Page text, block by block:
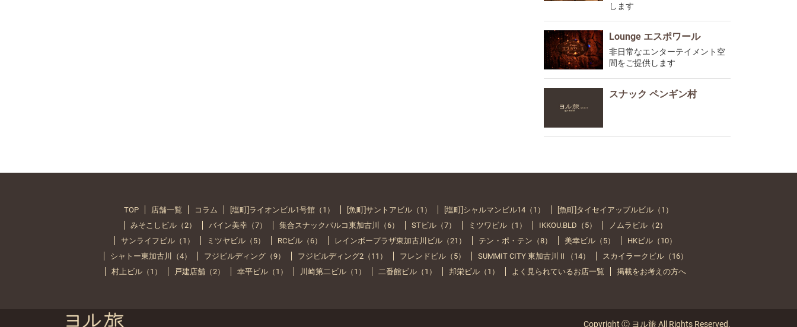
します
Lounge エスポワール
非日常なエンターテイメント空
間をご提供します
スナック ペンギン村
TOP 店舗一覧 コラム [塩町]ライオンビル1号館（1） [魚町]サントアビル（1） [塩町]シャルマンビル14（1）
[魚町]タイセイアップルビル（1）
みそこしビル（2）
バイン美幸（7） 集合スナックパルコ東加古川（6） STビル（7） ミツワビル（1） IKKOU.BLD（5）
ノムラビル（2）
サンライフビル（1）
ミツヤビル（5） RCビル（6） レインボープラザ東加古川ビル（21） テン・ポ・テン（8） 美幸ビル（5）
HKビル（10）
シャトー東加古川（4）
フジビルディング（9） フジビルディング2（11） フレンドビル（5） SUMMIT CITY 東加古川Ⅱ（14）
スカイラークビル（16）
村上ビル（1）
戸建店舗（2） 幸平ビル（1） 川崎第二ビル（1） 二番館ビル（1） 邦栄ビル（1） よく見られているお店一覧 掲載をお考えの方へ
Copyright Ⓒ ヨル旅 All Rights Reserved.